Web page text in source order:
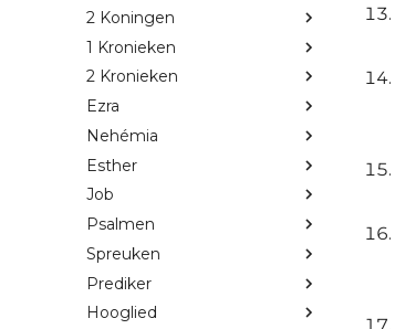
2 Koningen
1 Kronieken
2 Kronieken
Ezra
Nehémia
Esther
Job
Psalmen
Spreuken
Prediker
Hooglied